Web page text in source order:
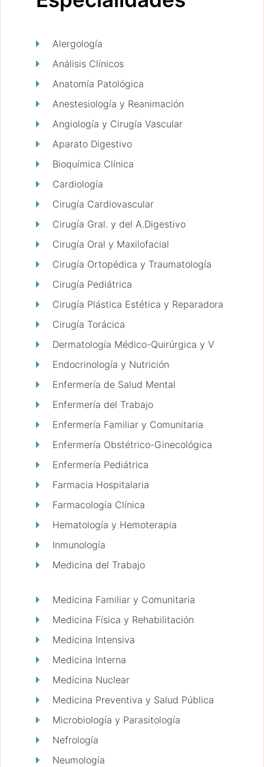
Alergología
Análisis Clínicos
Anatomía Patológica
Anestesiología y Reanimación
Angiología y Cirugía Vascular
Aparato Digestivo
Bioquímica Clínica
Cardiología
Cirugía Cardiovascular
Cirugía Gral. y del A.Digestivo
Cirugía Oral y Maxilofacial
Cirugía Ortopédica y Traumatología
Cirugía Pediátrica
Cirugía Plástica Estética y Reparadora
Cirugía Torácica
Dermatología Médico-Quirúrgica y V
Endocrinología y Nutrición
Enfermería de Salud Mental
Enfermería del Trabajo
Enfermería Familiar y Comunitaria
Enfermería Obstétrico-Ginecológica
Enfermería Pediátrica
Farmacia Hospitalaria
Farmacología Clínica
Hematología y Hemoterapia
Inmunología
Medicina del Trabajo
Medicina Familiar y Comunitaria
Medicina Física y Rehabilitación
Medicina Intensiva
Medicina Interna
Medicina Nuclear
Medicina Preventiva y Salud Pública
Microbiología y Parasitología
Nefrología
Neumología